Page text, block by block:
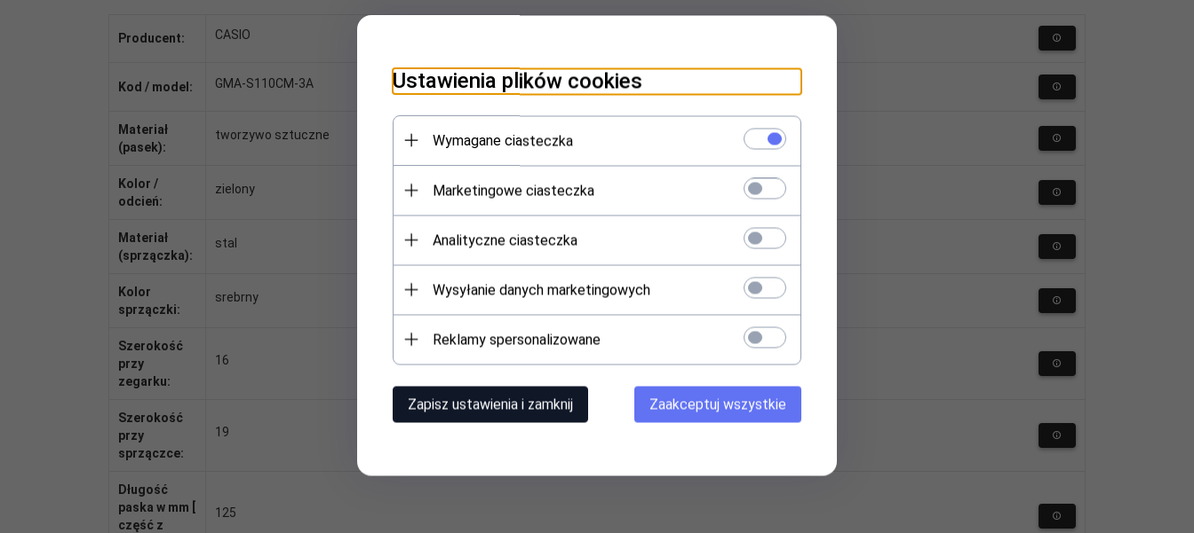
Producent: CASIO
Kod / model: GMA-S110CM-3A
Materiał
(pasek):
tworzywo sztuczne
Kolor /
odcień:
zielony
Materiał
(sprzączka):
stal
Kolor
sprzączki:
srebrny
Szerokość
przy
zegarku:
16
Szerokość
przy
sprzączce:
19
Długość
paska w mm [
część z
125
Ustawienia plików cookies
Wymagane ciasteczka
Marketingowe ciasteczka
Analityczne ciasteczka
Wysyłanie danych marketingowych
Reklamy spersonalizowane
Zapisz ustawienia i zamknij Zaakceptuj wszystkie